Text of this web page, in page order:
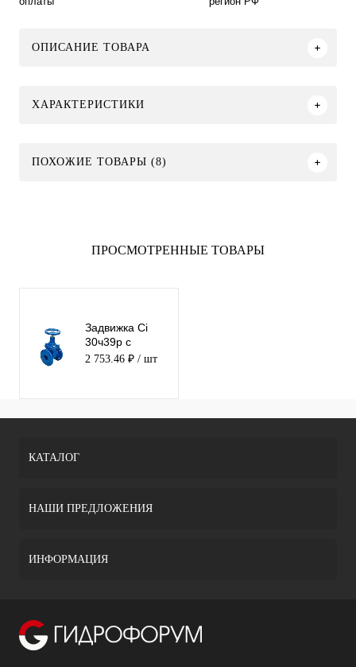
ОПИСАНИЕ ТОВАРА
ХАРАКТЕРИСТИКИ
ПОХОЖИЕ ТОВАРЫ (8)
ПРОСМОТРЕННЫЕ ТОВАРЫ
Задвижка Ci
30ч39р с
обрезиненным
2 753.46 ₽ / шт
КАТАЛОГ
НАШИ ПРЕДЛОЖЕНИЯ
ИНФОРМАЦИЯ